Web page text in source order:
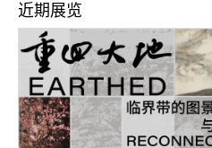
近期展览